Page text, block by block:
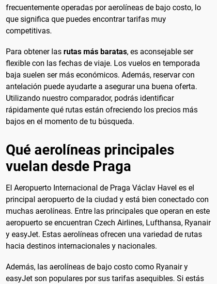
frecuentemente operadas por aerolíneas de bajo costo, lo
que significa que puedes encontrar tarifas muy
competitivas.
Para obtener las rutas más baratas, es aconsejable ser
flexible con las fechas de viaje. Los vuelos en temporada
baja suelen ser más económicos. Además, reservar con
antelación puede ayudarte a asegurar una buena oferta.
Utilizando nuestro comparador, podrás identificar
rápidamente qué rutas están ofreciendo los precios más
bajos en el momento de tu búsqueda.
Qué aerolíneas principales
vuelan desde Praga
El Aeropuerto Internacional de Praga Václav Havel es el
principal aeropuerto de la ciudad y está bien conectado con
muchas aerolíneas. Entre las principales que operan en este
aeropuerto se encuentran Czech Airlines, Lufthansa, Ryanair
y easyJet. Estas aerolíneas ofrecen una variedad de rutas
hacia destinos internacionales y nacionales.
Además, las aerolíneas de bajo costo como Ryanair y
easyJet son populares por sus tarifas asequibles. Si estás